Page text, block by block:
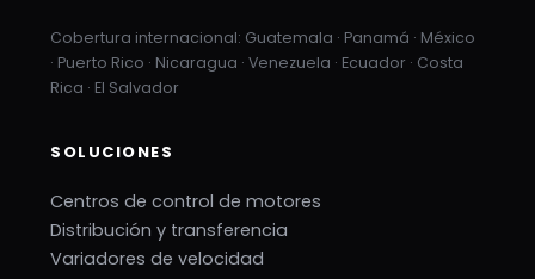
Cobertura internacional: Guatemala · Panamá · México
· Puerto Rico · Nicaragua · Venezuela · Ecuador · Costa
Rica · El Salvador
SOLUCIONES
Centros de control de motores
Distribución y transferencia
Variadores de velocidad